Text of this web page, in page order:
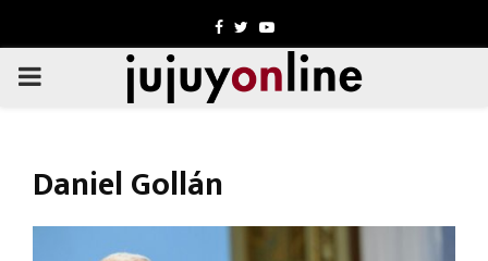
Facebook
TwitterYoutube
PRIMARY
Daniel Gollán